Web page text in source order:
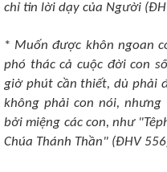
chỉ tin lời dạy của Người
* Muốn được khôn ngoan
phó thác cả cuộc đời con
giờ phút cần thiết, dù phải
không phải con nói, nhưng
bởi miệng các con, như
Chúa Thánh Thần" (ÐHV